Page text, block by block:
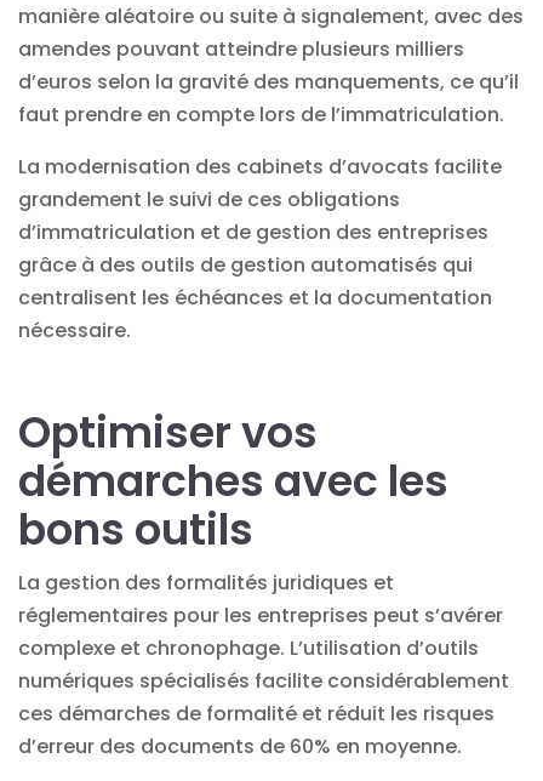
manière aléatoire ou suite à signalement, avec des
amendes pouvant atteindre plusieurs milliers
d’euros selon la gravité des manquements, ce qu’il
faut prendre en compte lors de l’immatriculation.
La modernisation des cabinets d’avocats facilite
grandement le suivi de ces obligations
d’immatriculation et de gestion des entreprises
grâce à des outils de gestion automatisés qui
centralisent les échéances et la documentation
nécessaire.
Optimiser vos
démarches avec les
bons outils
La gestion des formalités juridiques et
réglementaires pour les entreprises peut s’avérer
complexe et chronophage. L’utilisation d’outils
numériques spécialisés facilite considérablement
ces démarches de formalité et réduit les risques
d’erreur des documents de 60% en moyenne.